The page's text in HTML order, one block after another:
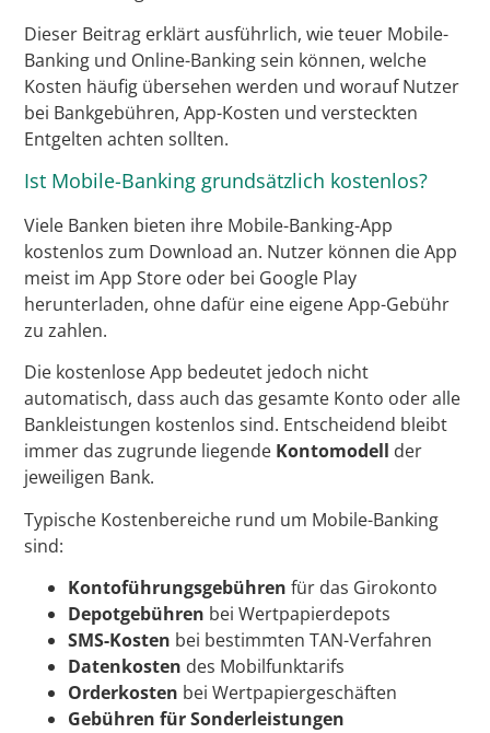
Dieser Beitrag erklärt ausführlich, wie teuer Mobile-
Banking und Online-Banking sein können, welche
Kosten häufig übersehen werden und worauf Nutzer
bei Bankgebühren, App-Kosten und versteckten
Entgelten achten sollten.
Ist Mobile-Banking grundsätzlich kostenlos?
Viele Banken bieten ihre Mobile-Banking-App
kostenlos zum Download an. Nutzer können die App
meist im App Store oder bei Google Play
herunterladen, ohne dafür eine eigene App-Gebühr
zu zahlen.
Die kostenlose App bedeutet jedoch nicht
automatisch, dass auch das gesamte Konto oder alle
Bankleistungen kostenlos sind. Entscheidend bleibt
immer das zugrunde liegende Kontomodell der
jeweiligen Bank.
Typische Kostenbereiche rund um Mobile-Banking
sind:
Kontoführungsgebühren für das Girokonto
Depotgebühren bei Wertpapierdepots
SMS-Kosten bei bestimmten TAN-Verfahren
Datenkosten des Mobilfunktarifs
Orderkosten bei Wertpapiergeschäften
Gebühren für Sonderleistungen